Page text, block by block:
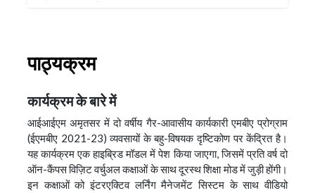
पाठ्यक्रम
कार्यक्रम के बारे में
आईआईएम अमृतसर में दो वर्षीय गैर-आवासीय कार्यकारी एमबीए प्रोग्राम
(ईएमबीए 2021-23) व्यवसायों के बहु-विषयक दृष्टिकोण पर केंद्रित है।
यह कार्यक्रम एक हाइब्रिड मॉडल में पेश किया जाएगा, जिसमें प्रति वर्ष दो
ऑन-कैंपस विज़िट वर्चुअल कक्षाओं के साथ दूरस्थ शिक्षा मोड में जुड़ी होंगी।
इन कक्षाओं को इंटरएक्टिव लर्निंग मैनेजमेंट सिस्टम के साथ वीडियो